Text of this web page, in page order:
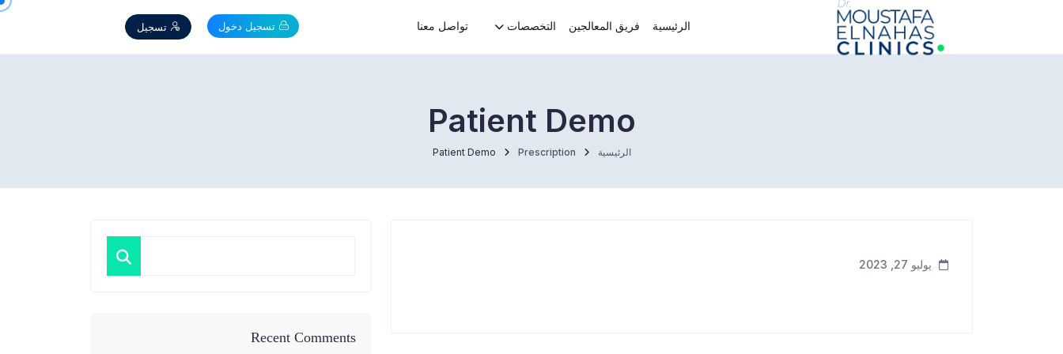
info@drmoustafaelnahasclinics.com
الرئيسية فريق المعالجين التخصصات تواصل معنا تسجيل دخول تسجيل
Patient Demo
الرئيسية Prescription
Patient Demo
يوليو 27, 2023
Recent Comments